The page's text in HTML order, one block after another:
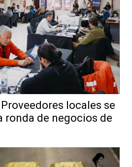
Proveedores locales se
ronda de negocios de